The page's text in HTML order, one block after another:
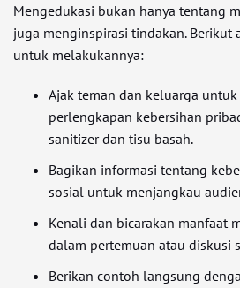
Mengedukasi bukan hanya tentang
juga menginspirasi tindakan. Berikut
untuk melakukannya:
Ajak teman dan keluarga
perlengkapan kebersihan
sanitizer dan tisu basah.
Bagikan informasi tentang
sosial untuk menjangkau
Kenali dan bicarakan manfaat
dalam pertemuan atau diskusi
Berikan contoh langsung